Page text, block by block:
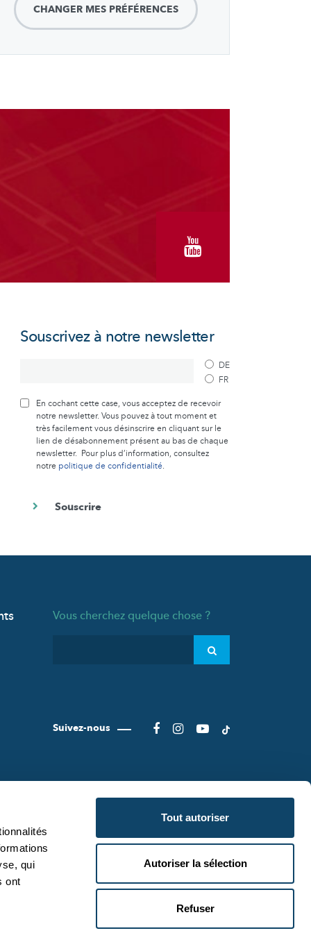
qui
ont
Tout autoriser
Autoriser la sélection
Refuser
CHANGER MES PRÉFÉRENCES
Souscrivez à notre newsletter
DE
FR
En cochant cette case, vous acceptez de recevoir
notre newsletter. Vous pouvez à tout moment et
très facilement vous désinscrire en cliquant sur le
lien de désabonnement présent au bas de chaque
newsletter. Pour plus d’information, consultez
notre politique de confidentialité.
Vous cherchez quelque chose ?
Suivez-nous
CONDITIONS D'UTILISATION
POLITIQUE DE CONFIDENTIALITÉ